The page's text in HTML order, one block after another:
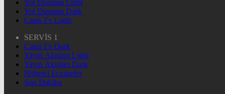
Yol Durumu Light
Yol Durumu Dark
Canlı Tv Light
SERVİS 1
Canlı Tv Dark
Yayın Akışları Light
Yayın Akışları Dark
Nöbetçi Eczaneler
Son Dakika